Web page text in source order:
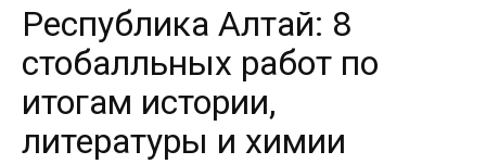
Республика Алтай: 8
стобалльных работ по
итогам истории,
литературы и химии